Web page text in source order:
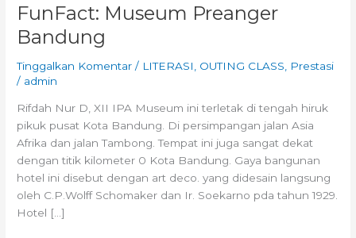
FunFact: Museum Preanger
Bandung
Tinggalkan Komentar / LITERASI OUTING CLASS
Prestasi
/ admin
Rifdah Nur D, XII IPA Museum ini terletak di tengah hiruk
pikuk pusat Kota Bandung. Di persimpangan jalan Asia
Afrika dan jalan Tambong. Tempat ini juga sangat dekat
dengan titik kilometer 0 Kota Bandung. Gaya bangunan
hotel ini disebut dengan art deco. yang didesain langsung
oleh C.P.Wolff Schomaker dan Ir. Soekarno pda tahun 1929.
Hotel […]